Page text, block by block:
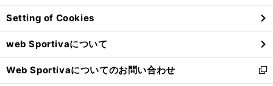
ン
ド
ウ
で
開
く
Setting of Cookies
web Sportivaについて
Web Sportivaについてのお問い合わせ
新